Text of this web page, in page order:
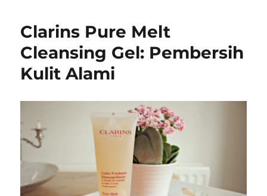
Clarins Pure Melt
Cleansing Gel: Pembersih
Kulit Alami